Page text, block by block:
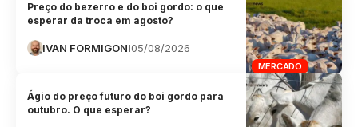
MERCADO
Preço do bezerro e do boi gordo: o que
esperar da troca em agosto?
IVAN FORMIGONI05/08/2026
Ágio do preço futuro do boi gordo para
outubro. O que esperar?